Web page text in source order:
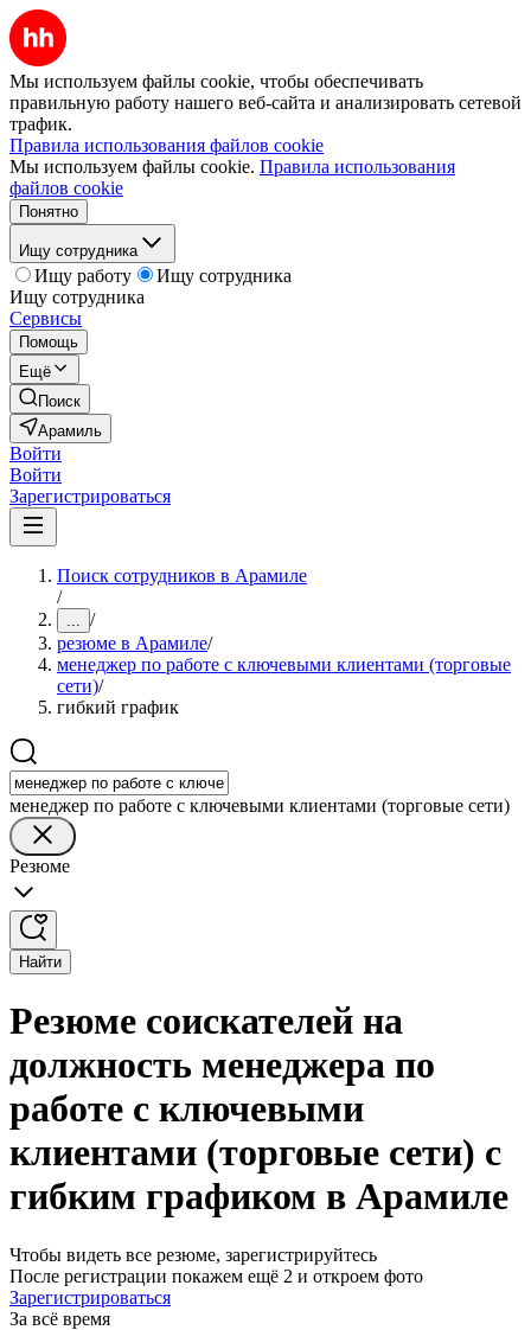
Мы используем файлы cookie, чтобы обеспечивать
правильную работу нашего веб-сайта и анализировать сетевой
трафик.
Правила использования файлов cookie
Мы используем файлы cookie. Правила использования
файлов cookie
Понятно
Ищу сотрудника
Ищу работу
Ищу сотрудника
Ищу сотрудника
Сервисы
Помощь
Ещё
Поиск
Арамиль
Войти
Войти
Зарегистрироваться
Поиск сотрудников в Арамиле
/
... /
резюме в Арамиле/
менеджер по работе с ключевыми клиентами (торговые
сети)/
гибкий график
менеджер по работе с ключевыми клиентами (торговые сети)
Резюме
Найти
Резюме соискателей на
должность менеджера по
работе с ключевыми
клиентами (торговые сети) с
гибким графиком в Арамиле
Чтобы видеть все резюме, зарегистрируйтесь
После регистрации покажем ещё 2 и откроем фото
Зарегистрироваться
За всё время